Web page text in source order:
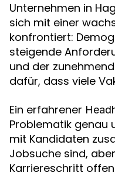
Unternehmen in
sich mit einer
konfrontiert:
steigende
und der
dafür, dass viele
Ein erfahrener
Problematik genau
mit Kandidaten
Jobsuche sind,
Karriereschritt